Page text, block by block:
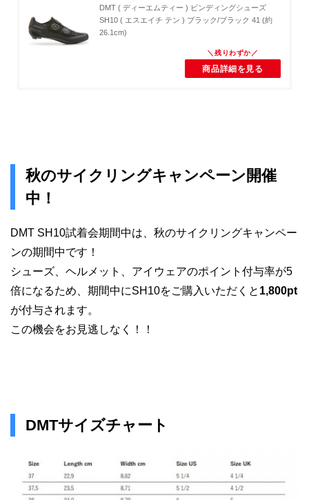
DMT ( ディーエムティー ) ビンディングシューズ
SH10 ( エスエイチ テン ) ブラック/ブラック 41 (約
26.1cm)
商品詳細を見る
秋のサイクリングキャンペーン開催
中！
DMT SH10試着会期間中は、秋のサイクリングキャンペー
ンの期間中です！
シューズ、ヘルメット、アイウェアのポイント付与率が5
倍になるため、期間中にSH10をご購入いただくと 1,800pt
が付与されます。
この機会をお見逃しなく！！
DMTサイズチャート